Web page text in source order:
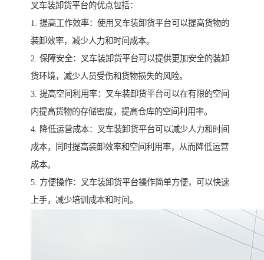
叉车装卸货平台的优点包括：
1. 提高工作效率：使用叉车装卸货平台可以提高货物的
装卸效率，减少人力和时间成本。
2. 保障安全：叉车装卸货平台可以提供更加安全的装卸
货环境，减少人员受伤和货物损失的风险。
3. 提高空间利用率：叉车装卸货平台可以在有限的空间
内提高货物的存储密度，提高仓库的空间利用率。
4. 降低运营成本：叉车装卸货平台可以减少人力和时间
成本，同时提高装卸效率和空间利用率，从而降低运营
成本。
5. 方便操作：叉车装卸货平台操作简单方便，可以快速
上手，减少培训成本和时间。